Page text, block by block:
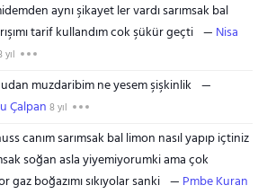
aynı şikayet ler vardı sarımsak bal
tarif kullandım cok şükür geçti
Nisa
yıl
muzdaribim ne yesem şişkinlik
Çalpan 8 yıl
canım sarımsak bal limon nasıl yapıp içtiniz
soğan asla yiyemiyorumki ama çok
gaz boğazımı sıkıyolar sanki
Pmbe Kuran